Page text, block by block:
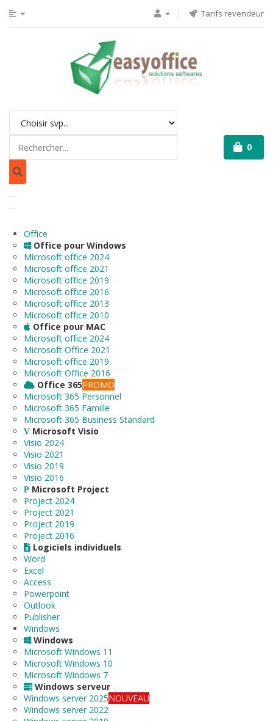
Tarifs revendeur
0
Office
Office pour Windows
Microsoft office 2024
Microsoft office 2021
Microsoft office 2019
Microsoft office 2016
Microsoft office 2013
Microsoft office 2010
Office pour MAC
Microsoft office 2024
Microsoft Office 2021
Microsoft office 2019
Microsoft Office 2016
Office 365PROMO
Microsoft 365 Personnel
Microsoft 365 Famille
Microsoft 365 Business Standard
Microsoft Visio
Visio 2024
Visio 2021
Visio 2019
Visio 2016
Microsoft Project
Project 2024
Project 2021
Project 2019
Project 2016
Logiciels individuels
Word
Excel
Access
Powerpoint
Outlook
Publisher
Windows
Windows
Microsoft Windows 11
Microsoft Windows 10
Microsoft Windows 7
Windows serveur
Windows server 2025NOUVEAU
Windows server 2022